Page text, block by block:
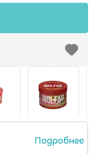
Подробнее